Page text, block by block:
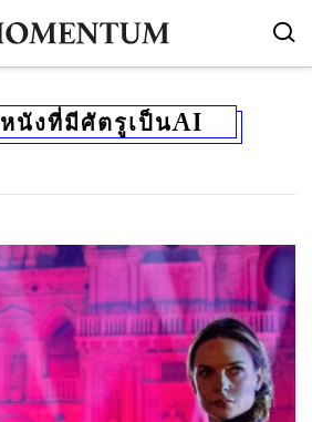
หนังที่มีศัตรูเป็นAI